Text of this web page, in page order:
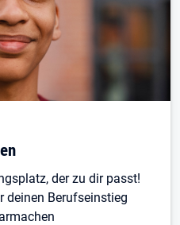
der zu dir passt!
deinen Berufseinstieg